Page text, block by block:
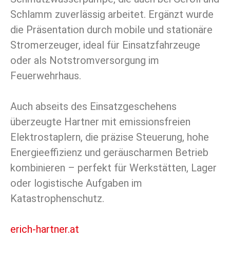
Schlamm zuverlässig arbeitet. Ergänzt wurde
die Präsentation durch mobile und stationäre
Stromerzeuger, ideal für Einsatzfahrzeuge
oder als Notstromversorgung im
Feuerwehrhaus.
Auch abseits des Einsatzgeschehens
überzeugte Hartner mit emissionsfreien
Elektrostaplern, die präzise Steuerung, hohe
Energieeffizienz und geräuscharmen Betrieb
kombinieren – perfekt für Werkstätten, Lager
oder logistische Aufgaben im
Katastrophenschutz.
erich-hartner.at